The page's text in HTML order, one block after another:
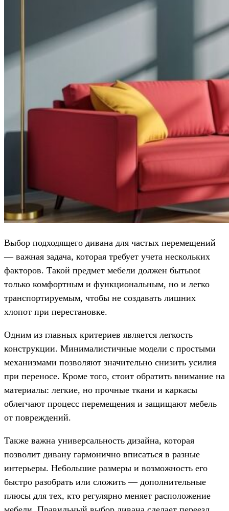
Выбор подходящего дивана для частых перемещений
— важная задача, которая требует учета нескольких
факторов. Такой предмет мебели должен бытьnot
только комфортным и функциональным, но и легко
транспортируемым, чтобы не создавать лишних
хлопот при перестановке.
Одним из главных критериев является легкость
конструкции. Минималистичные модели с простыми
механизмами позволяют значительно снизить усилия
при переносе. Кроме того, стоит обратить внимание на
материалы: легкие, но прочные ткани и каркасы
облегчают процесс перемещения и защищают мебель
от повреждений.
Также важна универсальность дизайна, которая
позволит дивану гармонично вписаться в разные
интерьеры. Небольшие размеры и возможность его
быстро разобрать или сложить — дополнительные
плюсы для тех, кто регулярно меняет расположение